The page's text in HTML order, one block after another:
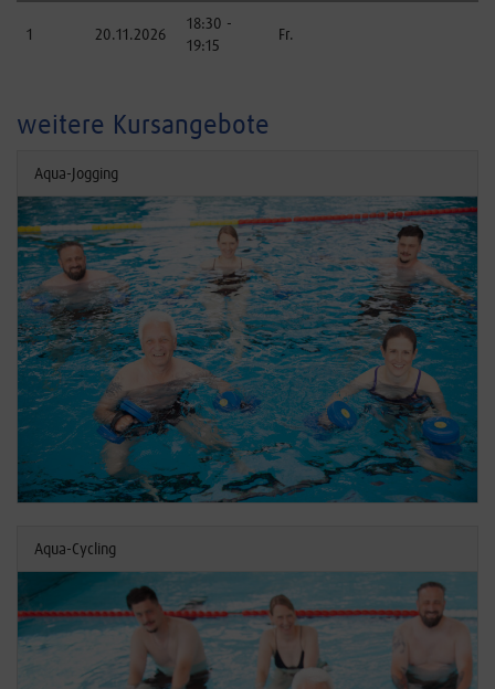
1 20.11.2026
18:30 -
19:15
Fr.
weitere Kursangebote
Aqua-Jogging
Aqua-Cycling